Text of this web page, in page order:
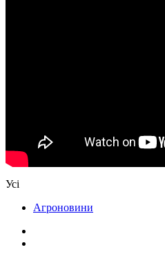
Усі
Агроновини